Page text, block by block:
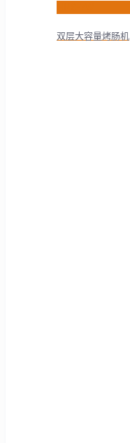
双层大容量烤肠机